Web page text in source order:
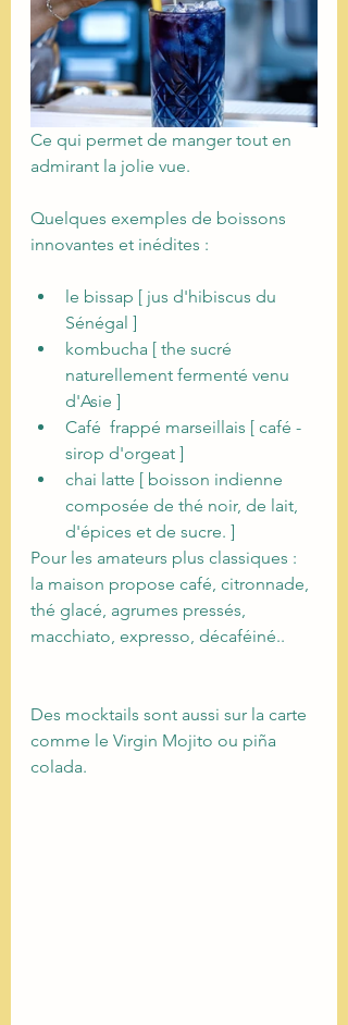
Ce qui permet de manger tout en
admirant la jolie vue.
Quelques exemples de boissons
innovantes et inédites :
le bissap [ jus d'hibiscus du
Sénégal ]
kombucha [ the sucré
naturellement fermenté venu
d'Asie ]
Café  frappé marseillais [ café -
sirop d'orgeat ]
chai latte [ boisson indienne
composée de thé noir, de lait,
d'épices et de sucre. ]
Pour les amateurs plus classiques :
la maison propose café, citronnade,
thé glacé, agrumes pressés,
macchiato, expresso, décaféiné..
Des mocktails sont aussi sur la carte
comme le Virgin Mojito ou piña
colada.